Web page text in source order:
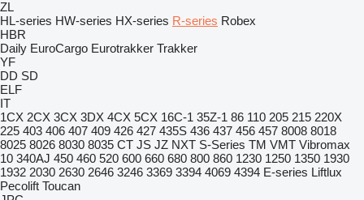
ZL
HL-series HW-series HX-series R-series Robex
HBR
Daily EuroCargo Eurotrakker Trakker
YF
DD SD
ELF
IT
1CX 2CX 3CX 3DX 4CX 5CX 16C-1 35Z-1 86 110 205 215 220X
225 403 406 407 409 426 427 435S 436 437 456 457 8008 8018
8025 8026 8030 8035 CT JS JZ NXT S-Series TM VMT Vibromax
10 340AJ 450 460 520 600 660 680 800 860 1230 1250 1350 1930
1932 2030 2630 2646 3246 3369 3394 4069 4394 E-series Liftlux
Pecolift Toucan